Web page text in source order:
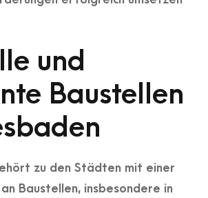
und
Baustellen
zu den Städten mit einer
an Baustellen, insbesondere in